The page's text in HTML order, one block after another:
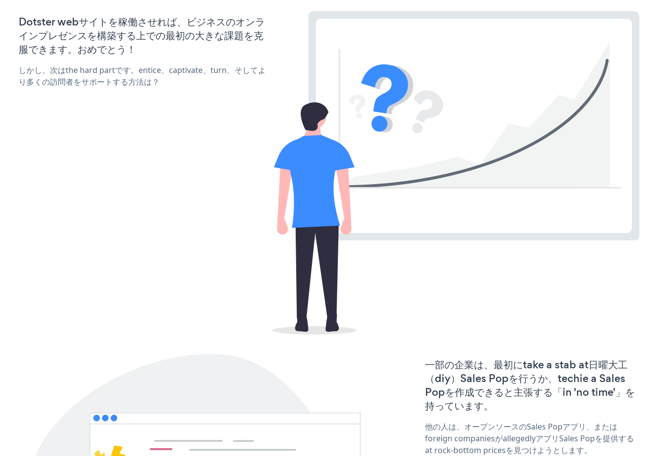
Dotster webサイトを稼働させれば、ビジネスのオンラ
インプレゼンスを構築する上での最初の大きな課題を克
服できます。おめでとう！
しかし、次はthe hard partです。entice、captivate、turn、そしてよ
り多くの訪問者をサポートする方法は？
一部の企業は、最初にtake a stab at日曜大工
（diy）Sales Popを行うか、techie a Sales
Popを作成できると主張する「in 'no time'」を
持っています。
他の人は、オープンソースのSales Popアプリ、または
foreign companiesがallegedlyアプリSales Popを提供する
at rock-bottom pricesを見つけようとします。